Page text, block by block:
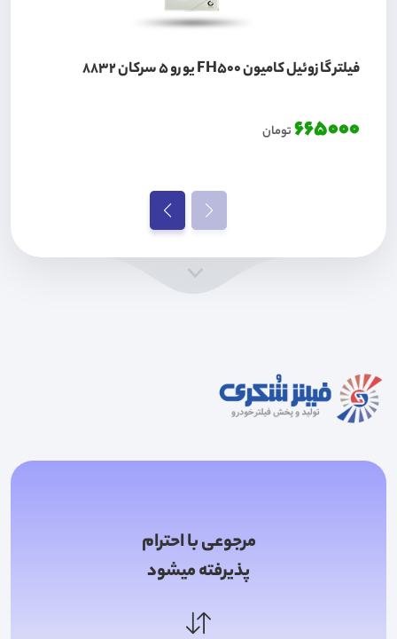
فیلتر گازوئیل کامیون FH500 یورو 5 سرکان 8832
665000تومان
مرجوعی با احترام
پذیرفته میشود